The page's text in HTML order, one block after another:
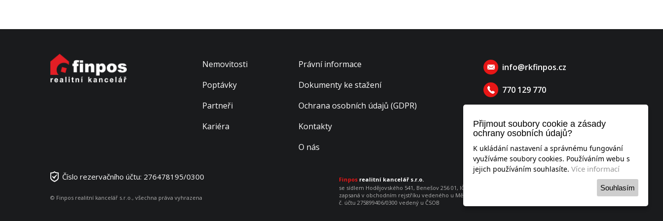
Přijmout soubory cookie a zásady
ochrany osobních údajů?
K ukládání nastavení a správnému fungování
využíváme soubory cookies. Používáním webu s
jejich používáním souhlasíte. Více informací
Souhlasím
Nemovitosti
Poptávky
Partneři
Kariéra
Právní informace
Dokumenty ke stažení
Ochrana osobních údajů (GDPR)
Kontakty
O nás
info@rkfinpos.cz
770 129 770
Číslo rezervačního účtu: 276478195/0300
© Finpos realitní kancelář s.r.o., všechna práva vyhrazena
Finpos realitní kancelář s.r.o.
se sídlem Hodějovského 541, Benešov 256 01, IČO: 052 53 951
zapsaná v obchodním rejstříku vedeného u Městského soudu v Praze, oddíl C, vložka 260736
č. účtu 275899406/0300 vedený u ČSOB